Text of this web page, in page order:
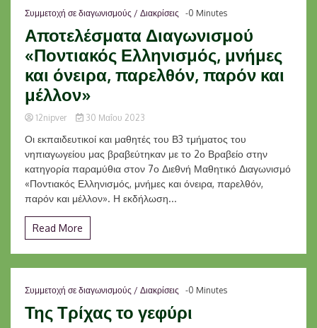
Συμμετοχή σε διαγωνισμούς / Διακρίσεις -0 Minutes
Αποτελέσματα Διαγωνισμού
«Ποντιακός Ελληνισμός, μνήμες
και όνειρα, παρελθόν, παρόν και
μέλλον»
12nipver 30 Μαΐου 2023
Οι εκπαιδευτικοί και μαθητές του Β3 τμήματος του
νηπιαγωγείου μας βραβεύτηκαν με το 2ο Βραβείο στην
κατηγορία παραμύθια στον 7ο Διεθνή Μαθητικό Διαγωνισμό
«Ποντιακός Ελληνισμός, μνήμες και όνειρα, παρελθόν,
παρόν και μέλλον». Η εκδήλωση...
Read More
Συμμετοχή σε διαγωνισμούς / Διακρίσεις -0 Minutes
Της Τρίχας το γεφύρι